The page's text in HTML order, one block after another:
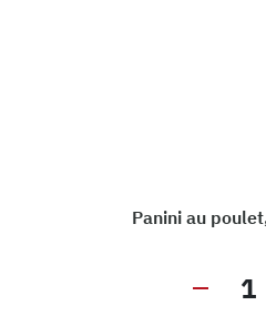
Panini au
1